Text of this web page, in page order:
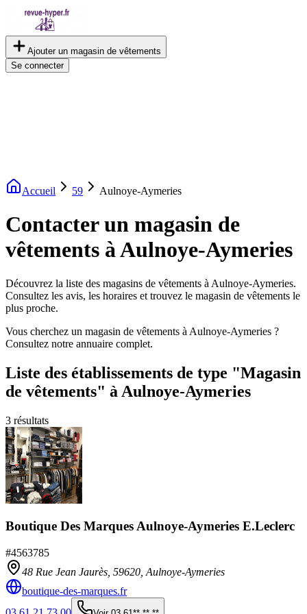
Ajouter un magasin de vêtements
Se connecter
Accueil 59 Aulnoye-Aymeries
Contacter un magasin de
vêtements à Aulnoye-Aymeries
Découvrez la liste des magasins de vêtements à Aulnoye-Aymeries.
Consultez les avis, les horaires et trouvez le magasin de vêtements le
plus proche.
Vous cherchez un magasin de vêtements à Aulnoye-Aymeries ?
Consultez notre annuaire complet.
Liste des établissements de type "Magasin
de vêtements" à Aulnoye-Aymeries
3 résultats
Boutique Des Marques Aulnoye-Aymeries E.Leclerc
#4563785
48 Rue Jean Jaurès, 59620 Aulnoye-Aymeries
boutique-des-marques.fr